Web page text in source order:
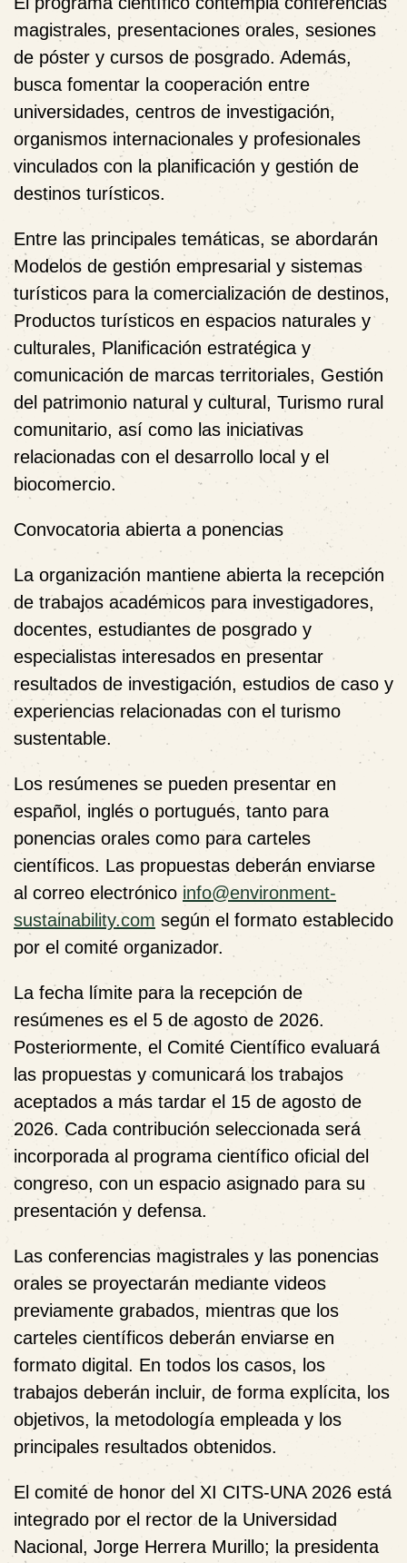
magistrales, presentaciones orales, sesiones
de póster y cursos de posgrado. Además,
busca fomentar la cooperación entre
universidades, centros de investigación,
organismos internacionales y profesionales
vinculados con la planificación y gestión de
destinos turísticos.
Entre las principales temáticas, se abordarán
Modelos de gestión empresarial y sistemas
turísticos para la comercialización de destinos,
Productos turísticos en espacios naturales y
culturales, Planificación estratégica y
comunicación de marcas territoriales, Gestión
del patrimonio natural y cultural, Turismo rural
comunitario, así como las iniciativas
relacionadas con el desarrollo local y el
biocomercio.
Convocatoria abierta a ponencias
La organización mantiene abierta la recepción
de trabajos académicos para investigadores,
docentes, estudiantes de posgrado y
especialistas interesados en presentar
resultados de investigación, estudios de caso y
experiencias relacionadas con el turismo
sustentable.
Los resúmenes se pueden presentar en
español, inglés o portugués, tanto para
ponencias orales como para carteles
científicos. Las propuestas deberán enviarse
al correo electrónico info@environment-
sustainability.com según el formato establecido
por el comité organizador.
La fecha límite para la recepción de
resúmenes es el 5 de agosto de 2026.
Posteriormente, el Comité Científico evaluará
las propuestas y comunicará los trabajos
aceptados a más tardar el 15 de agosto de
2026. Cada contribución seleccionada será
incorporada al programa científico oficial del
congreso, con un espacio asignado para su
presentación y defensa.
Las conferencias magistrales y las ponencias
orales se proyectarán mediante videos
previamente grabados, mientras que los
carteles científicos deberán enviarse en
formato digital. En todos los casos, los
trabajos deberán incluir, de forma explícita, los
objetivos, la metodología empleada y los
principales resultados obtenidos.
El comité de honor del XI CITS-UNA 2026 está
integrado por el rector de la Universidad
Nacional, Jorge Herrera Murillo; la presidenta